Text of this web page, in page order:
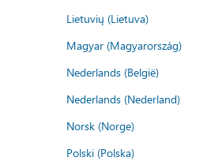
Lietuvių (Lietuva)
Magyar (Magyarország)
Nederlands (België)
Nederlands (Nederland)
Norsk (Norge)
Polski (Polska)